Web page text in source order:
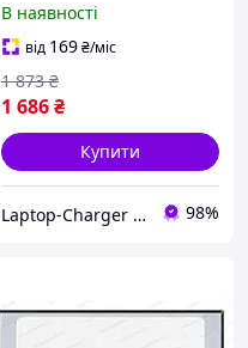
В наявності
від 169₴/міс
1 686₴
1 873 ₴
Купити
Laptop-Charger - інтернет магазин комплектуючих до ноутбуків 98%